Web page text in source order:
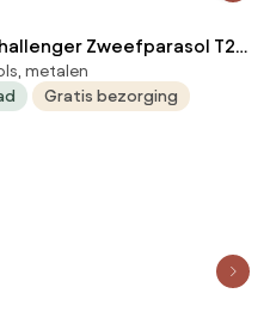
Zweefparasol T2
m. Champagne -
metalen
Gratis bezorging